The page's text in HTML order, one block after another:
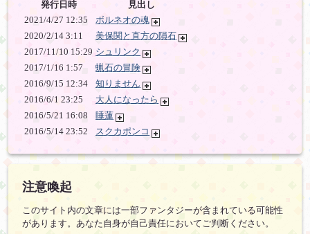
発行日時
見出し
2021/4/27 12:35
ボルネオの魂
2020/2/14 3:11
美保関と直方の隕石
2017/11/10 15:29 シュリンク
2017/1/16 1:57
蝋石の冒険
2016/9/15 12:34
知りません
2016/6/1 23:25
大人になったら
2016/5/21 16:08
睡蓮
2016/5/14 23:52
スクカポンコ
注意喚起
このサイト内の文章には一部ファンタジーが含まれている可能性
があります。あなた自身が自己責任においてご判断ください。